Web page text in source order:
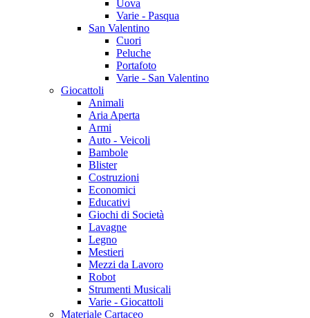
Uova
Varie - Pasqua
San Valentino
Cuori
Peluche
Portafoto
Varie - San Valentino
Giocattoli
Animali
Aria Aperta
Armi
Auto - Veicoli
Bambole
Blister
Costruzioni
Economici
Educativi
Giochi di Società
Lavagne
Legno
Mestieri
Mezzi da Lavoro
Robot
Strumenti Musicali
Varie - Giocattoli
Materiale Cartaceo